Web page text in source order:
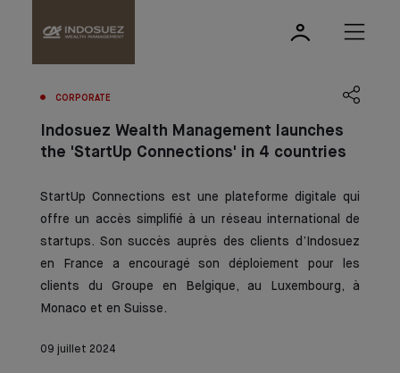
CORPORATE
Indosuez Wealth Management launches
the 'StartUp Connections' in 4 countries
StartUp Connections est une plateforme digitale qui
offre un accès simplifié à un réseau international de
startups. Son succès auprès des clients d’Indosuez
en France a encouragé son déploiement pour les
clients du Groupe en Belgique, au Luxembourg, à
Monaco et en Suisse.
09 juillet 2024